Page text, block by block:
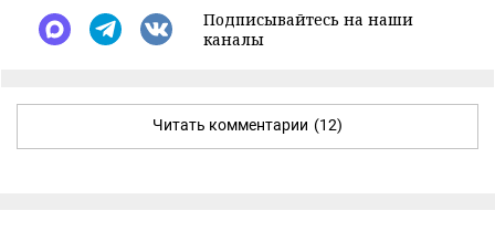
Подписывайтесь на наши
каналы
Читать комментарии (12)